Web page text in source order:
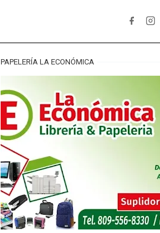
PAPELERÍA LA ECONÓMICA